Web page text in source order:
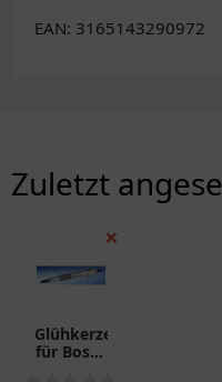
EAN: 3165143290972
Zuletzt
❌
Glühkerze
für Bosch